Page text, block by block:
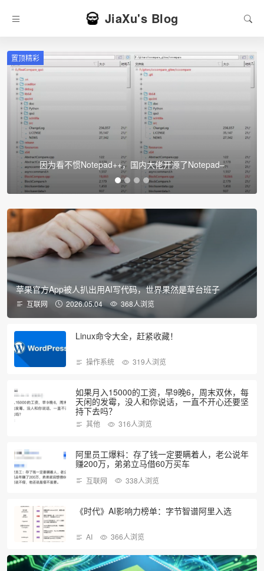
JiaXu's Blog
因为看不惯Notepad++，国内大佬开源了Notepad–
置顶精彩
苹果官方App被人扒出用AI写代码，世界果然是草台班子
互联网 2026.05.04 368人浏览
Linux命令大全，赶紧收藏！
操作系统 319人浏览
如果月入15000的工资，早9晚6，周末双休，每
天闲的发霉，没人和你说话，一直不开心还要坚
持下去吗？
其他 316人浏览
阿里员工爆料：存了钱一定要瞒着人，老公说年
赚200万，弟弟立马借60万买车
互联网 338人浏览
《时代》AI影响力榜单：字节智谱阿里入选
AI 366人浏览